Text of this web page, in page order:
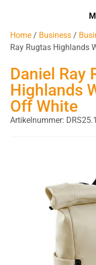
Home / Business /
Ray Rugtas Highlands
Daniel Ray
Highlands
Off White
Artikelnummer: